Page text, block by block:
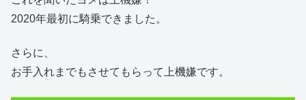
2020年最初に騎乗できました。
さらに、
お手入れまでもさせてもらって上機嫌です。